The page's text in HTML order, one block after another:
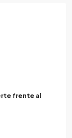
frente al